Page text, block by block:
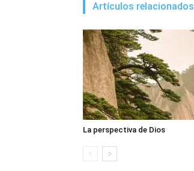
Artículos relacionados
La perspectiva de Dios